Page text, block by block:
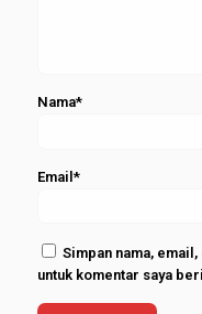
Nama*
Email*
Simpan nama,
untuk komentar saya